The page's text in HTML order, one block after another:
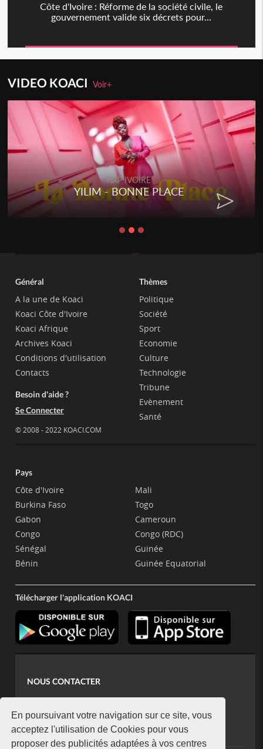
En poursuivant votre navigation sur ce site, vous
acceptez l'utilisation de Cookies pour vous
proposer des publicités adaptées à vos centres
Côte d'Ivoire : Réforme de la société civile, le
gouvernement valide six décrets pour...
VIDEO KOACIVoir+
RAP IVOIRE
YILIM - BONNE PLACE
Général
A la une de Koaci
Koaci Côte d'Ivoire
Koaci Afrique
Archives Koaci
Conditions d'utilisation
Contacts
Besoin d'aide ?
Se Connecter
© 2008 - 2022 KOACI.COM
Thèmes
Politique
Société
Sport
Economie
Culture
Technologie
Tribune
Evènement
Santé
Pays
Côte d'Ivoire
Burkina Faso
Gabon
Congo
Sénégal
Bénin
Mali
Togo
Cameroun
Congo (RDC)
Guinée
Guinée Equatorial
Télécharger l'application KOACI
NOUS CONTACTER
koaci@yahoo.fr
+225 07 08 85 52 93